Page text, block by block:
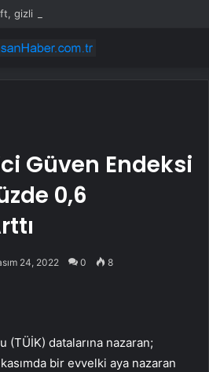
Güven Endeksi
0,6
24, 2022 0 8
(TÜİK) datalarına nazaran;
bir evvelki aya nazaran